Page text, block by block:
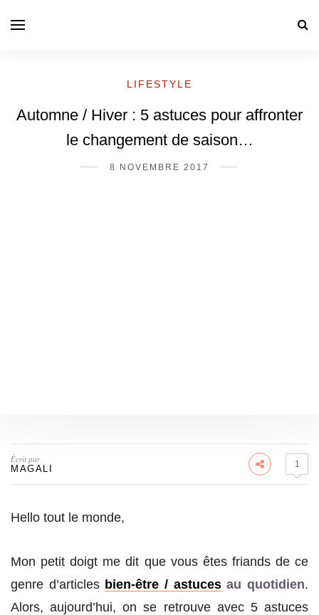
LIFESTYLE
Automne / Hiver : 5 astuces pour affronter
le changement de saison…
8 NOVEMBRE 2017
Écrit par
MAGALI 1
Hello tout le monde,
Mon petit doigt me dit que vous êtes friands de ce
genre d’articles bien-être / astucesau quotidien.
Alors, aujourd’hui, on se retrouve avec 5 astuces